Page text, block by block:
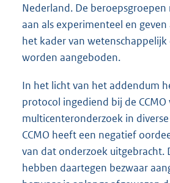
Nederland. De
aan als experimenteel en
het kader van
worden aangeboden.
In het licht van het addendum
protocol ingediend bij de CCMO
multicenteronderzoek in
CCMO heeft een negatief
van dat onderzoek uitgebracht.
hebben daartegen bezwaar